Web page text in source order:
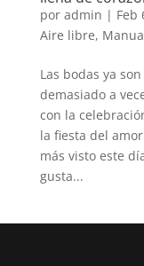
por admin | Feb
Aire libre,
Las bodas ya
demasiado a
con la
la fiesta del
más visto este
gusta...